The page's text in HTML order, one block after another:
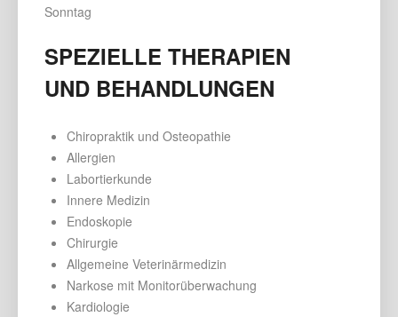
Sonntag
SPEZIELLE THERAPIEN
UND BEHANDLUNGEN
Chiropraktik und Osteopathie
Allergien
Labortierkunde
Innere Medizin
Endoskopie
Chirurgie
Allgemeine Veterinärmedizin
Narkose mit Monitorüberwachung
Kardiologie